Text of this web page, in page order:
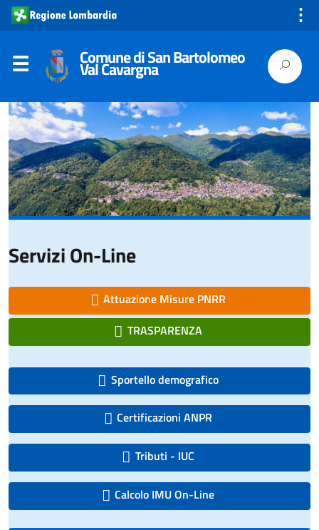
⋮
Comune di San Bartolomeo
Val Cavargna
Servizi On-Line
Attuazione Misure PNRR
TRASPARENZA
Sportello demografico
Certificazioni ANPR
Tributi - IUC
Calcolo IMU On-Line